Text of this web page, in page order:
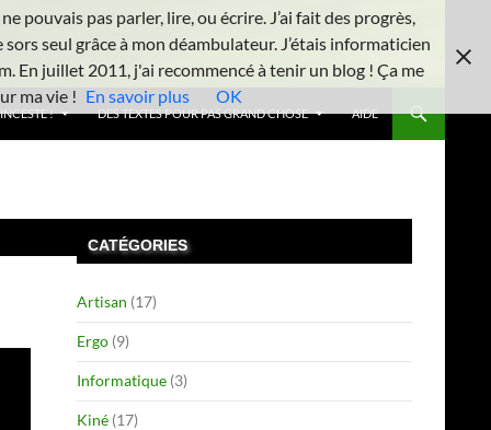
! DES TEXTES POUR PAS GRAND CHOSE AIDE
CATÉGORIES
Artisan (17)
Ergo (9)
Informatique (3)
Kiné (17)
pouvais pas parler, lire, ou écrire. J’ai fait des progrès,
seul grâce à mon déambulateur. J’étais informaticien
En juillet 2011, j'ai recommencé à tenir un blog ! Ça me
ma vie ! En savoir plus OK